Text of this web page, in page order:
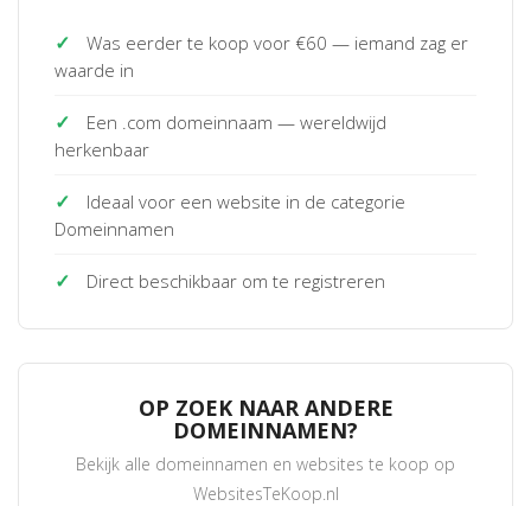
✓
Was eerder te koop voor €60 — iemand zag er
waarde in
✓
Een .com domeinnaam — wereldwijd
herkenbaar
✓
Ideaal voor een website in de categorie
Domeinnamen
✓ Direct beschikbaar om te registreren
OP ZOEK NAAR ANDERE
DOMEINNAMEN?
Bekijk alle domeinnamen en websites te koop op
WebsitesTeKoop.nl